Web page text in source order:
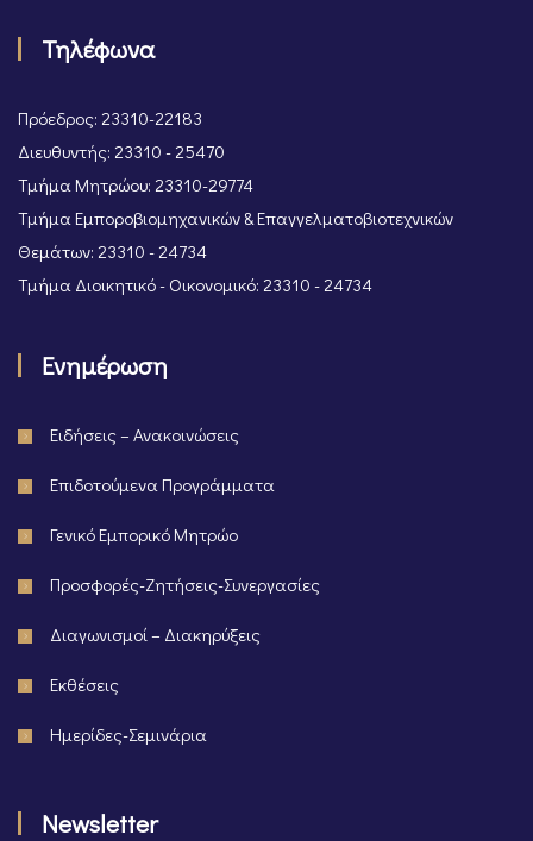
Τηλέφωνα
Πρόεδρος: 23310-22183
Διευθυντής: 23310 - 25470
Τμήμα Μητρώου: 23310-29774
Τμήμα Εμποροβιομηχανικών & Επαγγελματοβιοτεχνικών
Θεμάτων: 23310 - 24734
Τμήμα Διοικητικό - Οικονομικό: 23310 - 24734
Ενημέρωση
Ειδήσεις – Ανακοινώσεις
Επιδοτούμενα Προγράμματα
Γενικό Εμπορικό Μητρώο
Προσφορές-Ζητήσεις-Συνεργασίες
Διαγωνισμοί – Διακηρύξεις
Εκθέσεις
Ημερίδες-Σεμινάρια
Newsletter